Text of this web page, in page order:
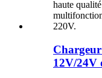
12V/24V